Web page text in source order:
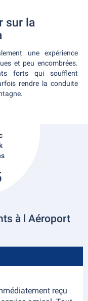
sur la
une expérience
et peu encombrées.
forts qui soufflent
rendre la conduite
à l Aéroport
reçu